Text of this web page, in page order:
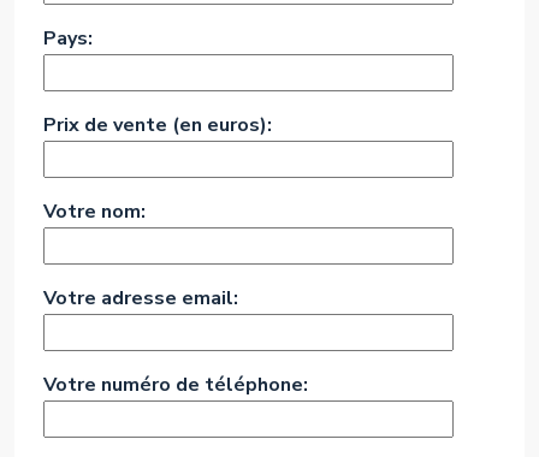
Pays:
Prix de vente (en euros):
Votre nom:
Votre adresse email:
Votre numéro de téléphone: